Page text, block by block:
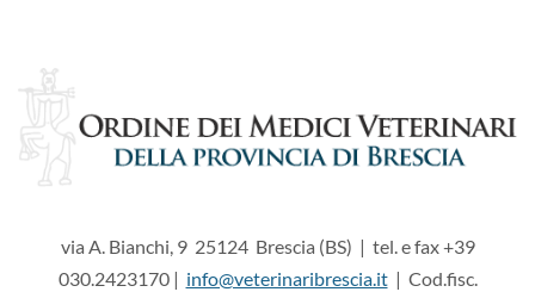
via A. Bianchi, 9 25124 Brescia (BS) | tel. e fax +39
030.2423170 | info@veterinaribrescia.it| Cod.fisc.